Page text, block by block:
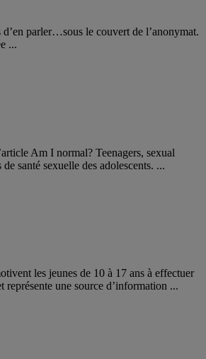
d’en parler…sous le couvert de l’anonymat.
...
Am I normal? Teenagers, sexual
santé sexuelle des adolescents. ...
les jeunes de 10 à 17 ans à effectuer
une source d’information ...